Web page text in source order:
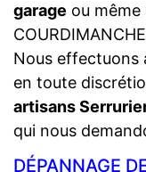
garage ou même
Nous effectuons
en toute
artisans
qui nous
DÉPANNAGE